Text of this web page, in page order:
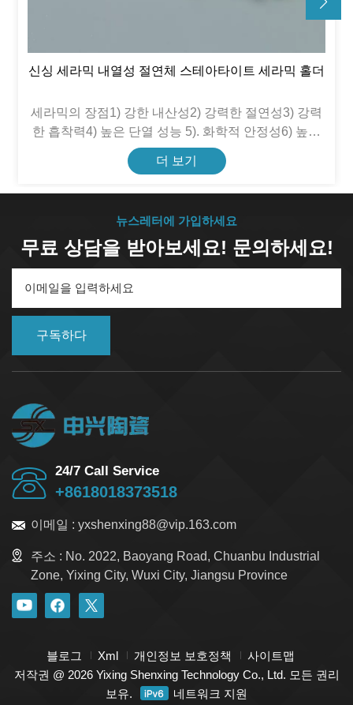
신싱 세라믹 내열성 절연체 스테아타이트 세라믹 홀더
세라믹의 장점1) 강한 내산성2) 강력한 절연성3) 강력
한 흡착력4) 높은 단열 성능 5). 화학적 안정성6) 높은
압축강도
더 보기
뉴스레터에 가입하세요
무료 상담을 받아보세요! 문의하세요!
구독하다
24/7 Call Service
+8618018373518
이메일 : yxshenxing88@vip.163.com
주소 : No. 2022, Baoyang Road, Chuanbu Industrial
Zone, Yixing City, Wuxi City, Jiangsu Province
블로그 Xml 개인정보 보호정책
사이트맵
저작권 @ 2026 Yixing Shenxing Technology Co., Ltd. 모든 권리
보유.
네트워크 지원